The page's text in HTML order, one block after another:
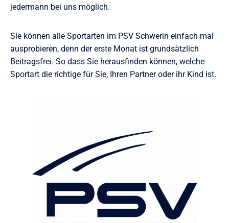
jedermann bei uns möglich.
Sie können alle Sportarten im PSV Schwerin einfach mal
ausprobieren, denn der erste Monat ist grundsätzlich
Beitragsfrei. So dass Sie herausfinden können, welche
Sportart die richtige für Sie, Ihren Partner oder ihr Kind ist.